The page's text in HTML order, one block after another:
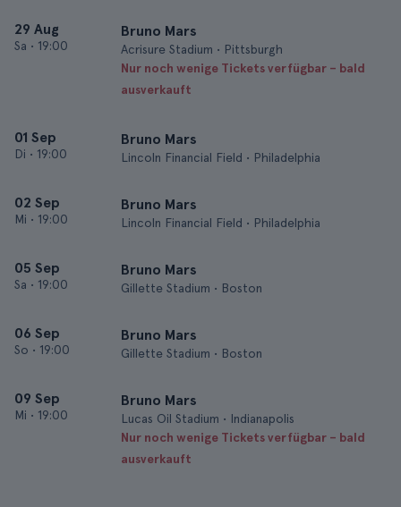
29 Aug
Sa • 19:00
Bruno Mars
Acrisure Stadium • Pittsburgh
Nur noch wenige Tickets verfügbar – bald
ausverkauft
01 Sep
Di • 19:00
Bruno Mars
Lincoln Financial Field • Philadelphia
02 Sep
Mi • 19:00
Bruno Mars
Lincoln Financial Field • Philadelphia
05 Sep
Sa • 19:00
Bruno Mars
Gillette Stadium • Boston
06 Sep
So • 19:00
Bruno Mars
Gillette Stadium • Boston
09 Sep
Mi • 19:00
Bruno Mars
Lucas Oil Stadium • Indianapolis
Nur noch wenige Tickets verfügbar – bald
ausverkauft